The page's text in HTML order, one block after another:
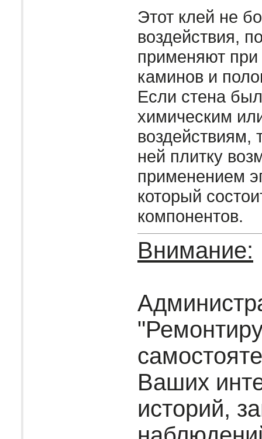
Этот клей не
воздействия,
применяют при
каминов и
Если стена
химическим
воздействиям,
ней плитку
применением
который
компонентов.
Внимание:
Ваших
историй,